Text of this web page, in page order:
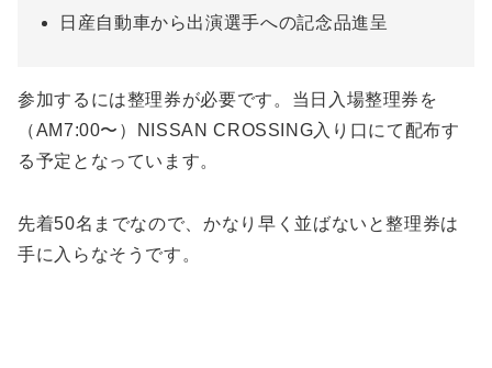
日産自動車から出演選手への記念品進呈
参加するには整理券が必要です。当日入場整理券を
（AM7:00〜）NISSAN CROSSING入り口にて配布す
る予定となっています。
先着50名までなので、かなり早く並ばないと整理券は
手に入らなそうです。